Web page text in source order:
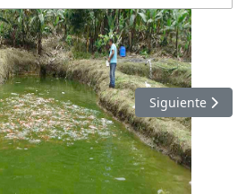
de MARZO 2021Artículo
Siguiente